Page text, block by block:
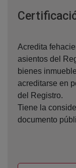
Acredita
asientos del
bienes
acreditarse en
del Registro.
Tiene la
documento